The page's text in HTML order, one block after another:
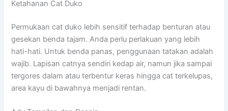
Ketahanan Cat Duko
Permukaan cat duko lebih sensitif terhadap benturan atau
gesekan benda tajam. Anda perlu perlakuan yang lebih
hati-hati. Untuk benda panas, penggunaan tatakan adalah
wajib. Lapisan catnya sendiri kedap air, namun jika sampai
tergores dalam atau terbentur keras hingga cat terkelupas,
area kayu di bawahnya menjadi rentan.